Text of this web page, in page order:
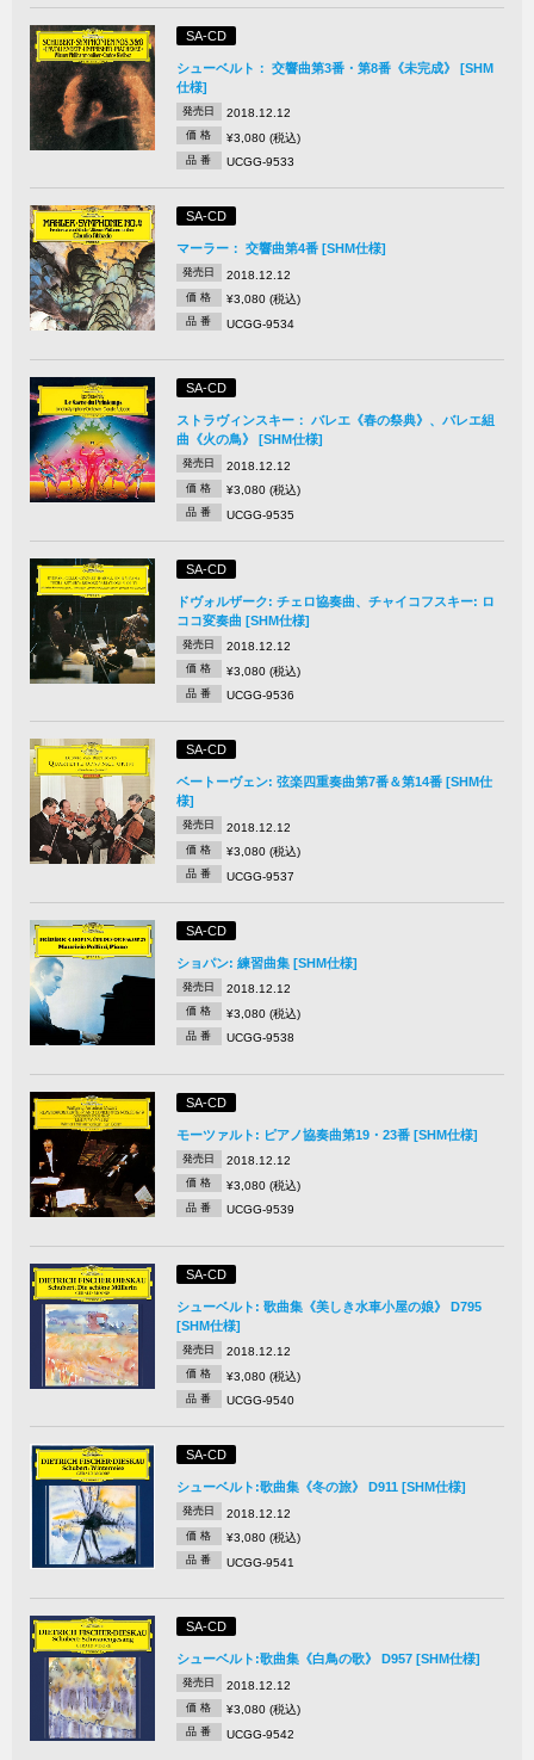
SA-CD
シューベルト： 交響曲第3番・第8番《未完成》 [SHM
仕様]
発売日 2018.12.12
価 格 ¥3,080 (税込)
品 番 UCGG-9533
SA-CD
マーラー： 交響曲第4番 [SHM仕様]
発売日 2018.12.12
価 格 ¥3,080 (税込)
品 番 UCGG-9534
SA-CD
ストラヴィンスキー： バレエ《春の祭典》、バレエ組
曲《火の鳥》 [SHM仕様]
発売日 2018.12.12
価 格 ¥3,080 (税込)
品 番 UCGG-9535
SA-CD
ドヴォルザーク: チェロ協奏曲、チャイコフスキー: ロ
ココ変奏曲 [SHM仕様]
発売日 2018.12.12
価 格 ¥3,080 (税込)
品 番 UCGG-9536
SA-CD
ベートーヴェン: 弦楽四重奏曲第7番＆第14番 [SHM仕
様]
発売日 2018.12.12
価 格 ¥3,080 (税込)
品 番 UCGG-9537
SA-CD
ショパン: 練習曲集 [SHM仕様]
発売日 2018.12.12
価 格 ¥3,080 (税込)
品 番 UCGG-9538
SA-CD
モーツァルト: ピアノ協奏曲第19・23番 [SHM仕様]
発売日 2018.12.12
価 格 ¥3,080 (税込)
品 番 UCGG-9539
SA-CD
シューベルト: 歌曲集《美しき水車小屋の娘》 D795
[SHM仕様]
発売日 2018.12.12
価 格 ¥3,080 (税込)
品 番 UCGG-9540
SA-CD
シューベルト:歌曲集《冬の旅》 D911 [SHM仕様]
発売日 2018.12.12
価 格 ¥3,080 (税込)
品 番 UCGG-9541
SA-CD
シューベルト:歌曲集《白鳥の歌》 D957 [SHM仕様]
発売日 2018.12.12
価 格 ¥3,080 (税込)
品 番 UCGG-9542